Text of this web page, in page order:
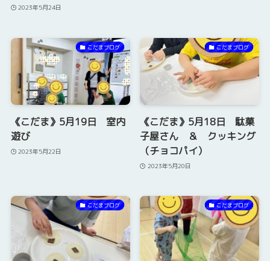
2023年5月24日
こだまブログ
《こだま》5月19日 室内
遊び
2023年5月22日
こだまブログ
《こだま》5月18日 駄菓
子屋さん ＆ クッキング
（チョコパイ）
2023年5月20日
こだまブログ こだまブログ